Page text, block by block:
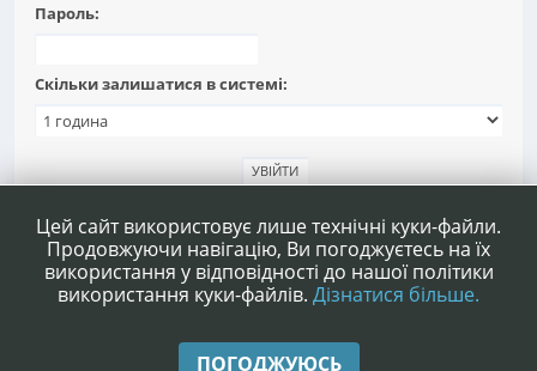
Пароль:
Скільки залишатися в системі:
Допомога|Умови та правила|Нагору ▲
Цей сайт використовує лише технічні куки-файли.
Продовжуючи навігацію, Ви погоджуєтесь на їх
використання у відповідності до нашої політики
використання куки-файлів. Дізнатися більше.
ПОГОДЖУЮСЬ